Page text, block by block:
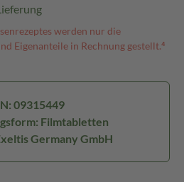
werden nur die
Eigenanteile in Rechnung gestellt.⁴
09315449
Filmtabletten
Germany GmbH